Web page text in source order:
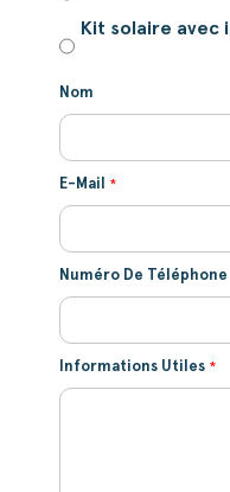
Kit solaire avec
Nom
E-Mail
Numéro De Téléphone
Informations Utiles